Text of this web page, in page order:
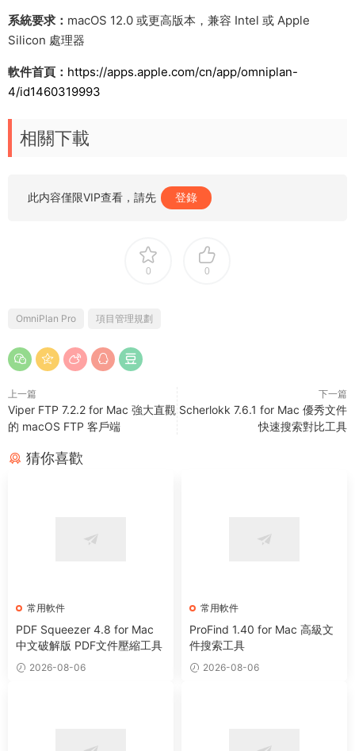
系統要求： macOS 12.0 或更高版本，兼容 Intel 或 Apple
Silicon 處理器
軟件首頁： https://apps.apple.com/cn/app/omniplan-
4/id1460319993
相關下載
此内容僅限VIP查看，請先 登錄
0 0
OmniPlan Pro 項目管理規劃
上一篇
Viper FTP 7.2.2 for Mac 強大直觀
的 macOS FTP 客戶端
下一篇
Scherlokk 7.6.1 for Mac 優秀文件
快速搜索對比工具
猜你喜歡
常用軟件
PDF Squeezer 4.8 for Mac
中文破解版 PDF文件壓縮工具
2026-08-06
常用軟件
ProFind 1.40 for Mac 高級文
件搜索工具
2026-08-06